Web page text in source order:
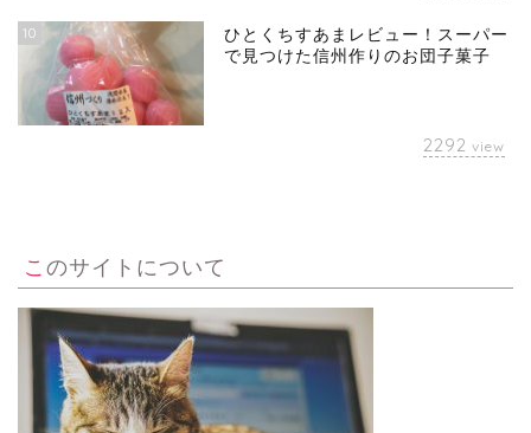
10
ひとくちすあまレビュー！スーパー
で見つけた信州作りのお団子菓子
2292 view
このサイトについて